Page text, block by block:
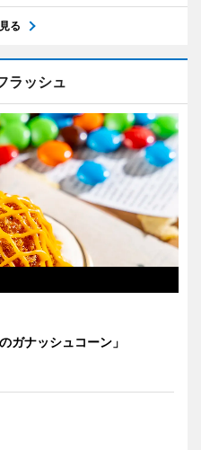
る
ラッシュ
ガナッシュコーン」